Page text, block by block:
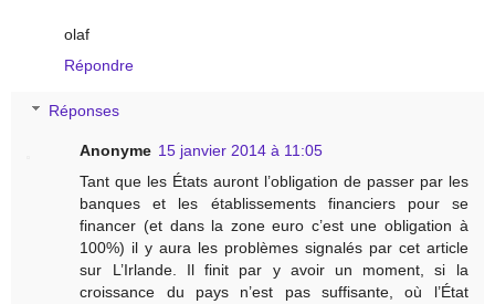
olaf
Répondre
Réponses
Anonyme 15 janvier 2014 à 11:05
Tant que les États auront l’obligation de passer par les
banques et les établissements financiers pour se
financer (et dans la zone euro c’est une obligation à
100%) il y aura les problèmes signalés par cet article
sur L’Irlande. Il finit par y avoir un moment, si la
croissance du pays n’est pas suffisante, où l’État